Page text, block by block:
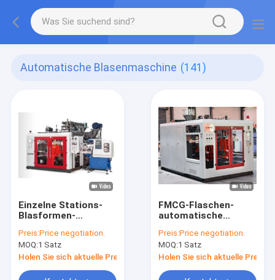
Automatische Blasenmaschine (141)
Einzelne Stations-
Blasformen-
Preis:Price negotiation.
MOQ:1 Satz
Holen Sie sich aktuelle Preis
FMCG-Flaschen-
automatische
Preis:Price negotiation.
MOQ:1 Satz
Holen Sie sich aktuelle Preis